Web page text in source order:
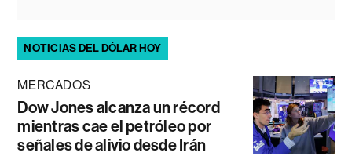
NOTICIAS DEL DÓLAR HOY
MERCADOS
Dow Jones alcanza un récord
mientras cae el petróleo por
señales de alivio desde Irán